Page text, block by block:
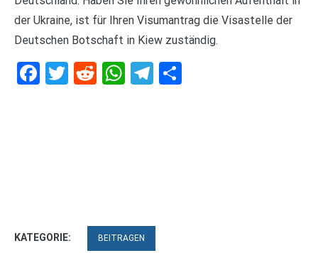
der Ukraine, ist für Ihren Visumantrag die Visastelle der
Deutschen Botschaft in Kiew zuständig.
Facebook
Twitter
RedditWhatsApp
Telegram
KATEGORIE: BEITRAGEN